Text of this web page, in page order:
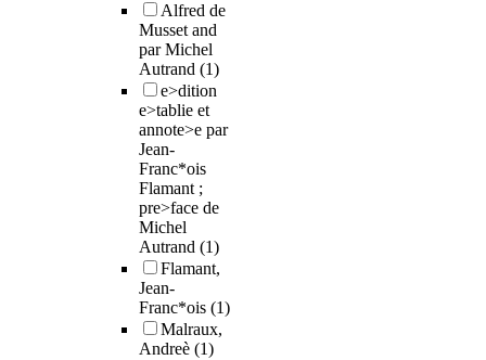
Alfred de
Musset and
par Michel
Autrand (1)
e>dition
e>tablie et
annote>e par
Jean-
Franc*ois
Flamant ;
pre>face de
Michel
Autrand (1)
Flamant,
Jean-
Franc*ois (1)
Malraux,
Andreè (1)